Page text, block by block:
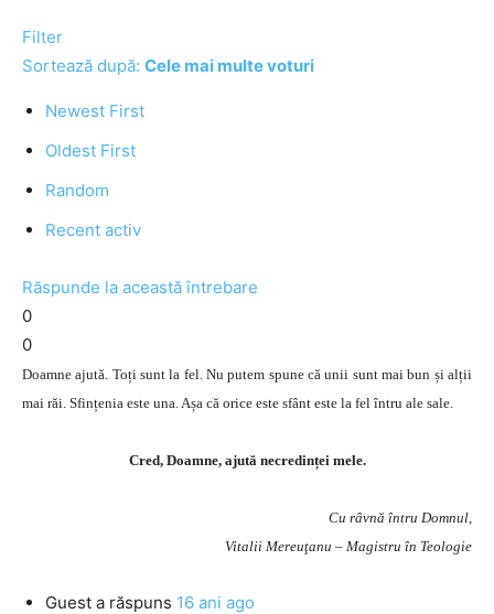
Filter
Sortează după: Cele mai multe voturi
Newest First
Oldest First
Random
Recent activ
Răspunde la această întrebare
0
0
Doamne ajută. Toți sunt la fel. Nu putem spune că unii sunt mai bun și alții
mai răi. Sfințenia este una. Așa că orice este sfânt este la fel întru ale sale.
Cred, Doamne, ajută necredinței mele.
Cu râvnă întru Domnul,
Vitalii Mereuţanu – Magistru în Teologie
Guest a răspuns 16 ani ago